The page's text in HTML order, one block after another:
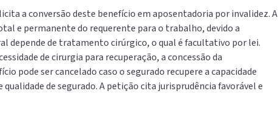
a conversão deste benefício em aposentadoria por invalidez. A
e permanente do requerente para o trabalho, devido a
depende de tratamento cirúrgico, o qual é facultativo por lei.
de cirurgia para recuperação, a concessão da
pode ser cancelado caso o segurado recupere a capacidade
de segurado. A petição cita jurisprudência favorável e